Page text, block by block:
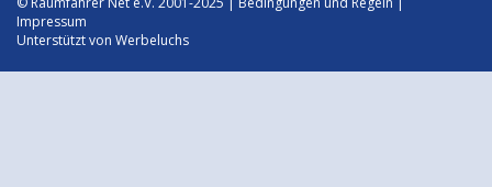
Impressum
Unterstützt von Werbeluchs